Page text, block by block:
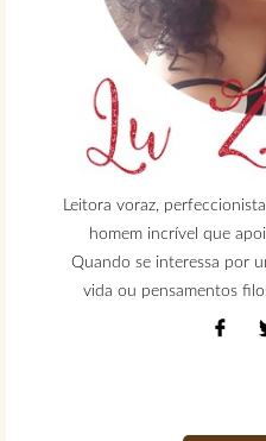
Leitora voraz,
homem incrível que
Quando se interessa por
vida ou pensamentos